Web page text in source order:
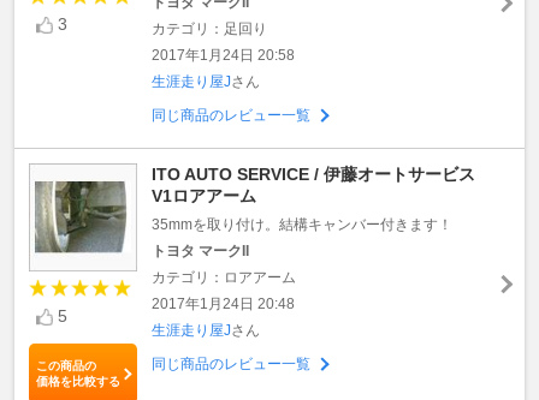
3
カテゴリ：足回り
2017年1月24日 20:58
生涯走り屋Jさん
同じ商品のレビュー一覧
5
この商品の
価格を比較する
ITO AUTO SERVICE / 伊藤オートサービス
V1ロアアーム
35mmを取り付け。結構キャンバー付きます！
トヨタ マークII
カテゴリ：ロアアーム
2017年1月24日 20:48
生涯走り屋Jさん
同じ商品のレビュー一覧